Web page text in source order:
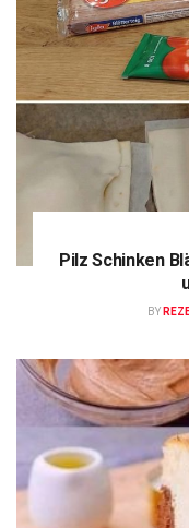
Pilz Schinken
BY